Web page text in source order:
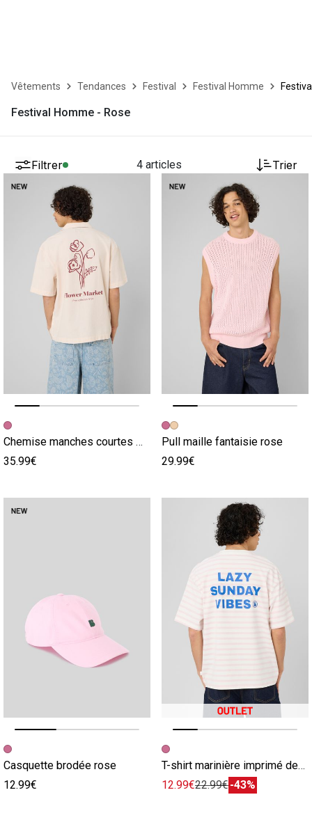
Vêtements Tendances Festival Festival Homme
Festival Homme - Rose
Filtrer 4 articles Trier
Image précédente
Image suivante
Chemise manches courtes micro carreaux rose
35.99€
Image précédente
Image suivante
Pull maille fantaisie rose
29.99€
Image précédente
Image suivante
Casquette brodée rose
12.99€
Image précédente
Image suivante
T-shirt marinière imprimé devant/dos rose
12.99€22.99€-43%